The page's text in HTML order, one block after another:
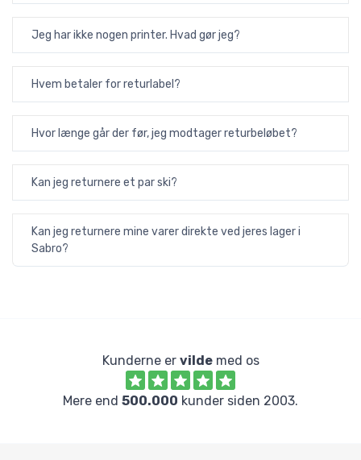
Jeg har ikke nogen printer. Hvad gør jeg?
Hvem betaler for returlabel?
Hvor længe går der før, jeg modtager returbeløbet?
Kan jeg returnere et par ski?
Kan jeg returnere mine varer direkte ved jeres lager i
Sabro?
Kunderne er vildemed os
Mere end 500.000 kunder siden 2003.